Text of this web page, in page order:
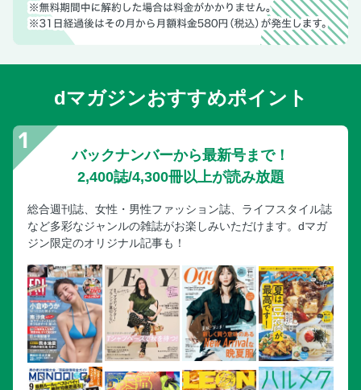
dマガジンおすすめポイント
バックナンバーから最新号まで！
2,400誌/4,300冊以上が読み放題
総合週刊誌、女性・男性ファッション誌、ライフスタイル誌
など多彩なジャンルの雑誌がお楽しみいただけます。dマガ
ジン限定のオリジナル記事も！